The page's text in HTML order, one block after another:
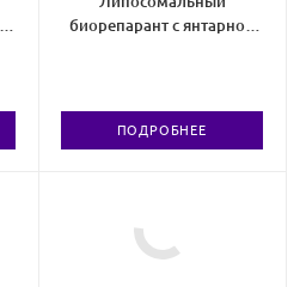
биорепарант с янтарной
ПОДРОБНЕЕ